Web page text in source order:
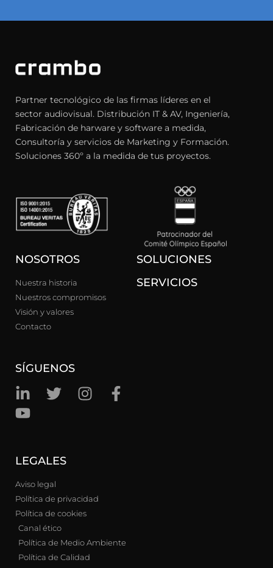
Partner tecnológico de las firmas líderes en el
sector audiovisual. Distribución IT & AV, Ingeniería,
Fabricación de harware y software a medida,
Consultoría y servicios de Marketing y Formación.
Soluciones 360º a la medida de tus proyectos.
NOSOTROS
Nuestra historia
Nuestros compromisos
Visión y valores
Contacto
SÍGUENOS
SOLUCIONES
SERVICIOS
LEGALES
Aviso legal
Política de privacidad
Política de cookies
Canal ético
Política de Medio Ambiente
Política de Calidad